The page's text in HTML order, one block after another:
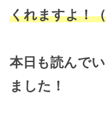
くれますよ！
本日も読んで
ました！